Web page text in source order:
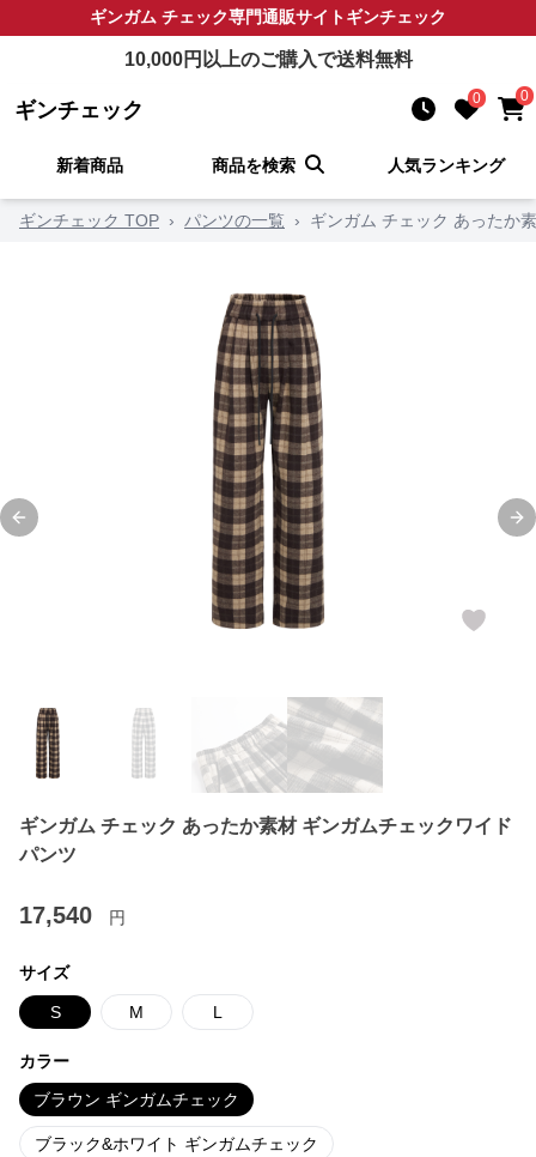
ギンガム チェック専門通販サイトギンチェック
10,000円以上のご購入で送料無料
ギンチェック 0 0
新着商品 商品を検索 人気ランキング
ギンチェック TOP › パンツの一覧 › ギンガム チェック あったか
Previous slide
ギンガム チェック あったか素材 ギンガムチェックワイド
パンツ
17,540 円
サイズ
S M L
カラー
ブラウン ギンガムチェック
ブラック&ホワイト ギンガムチェック